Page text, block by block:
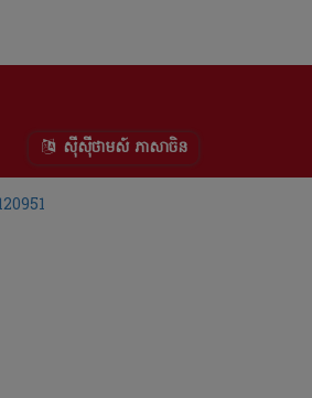
ស៊ីស៊ីថាមស៍ ភាសាចិន